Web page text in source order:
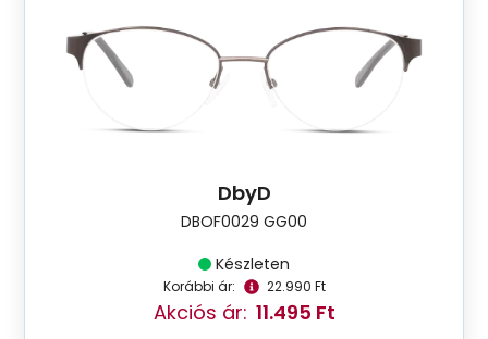
DbyD
DBOF0029 GG00
Készleten
Korábbi ár: 22.990 Ft
Akciós ár: 11.495 Ft